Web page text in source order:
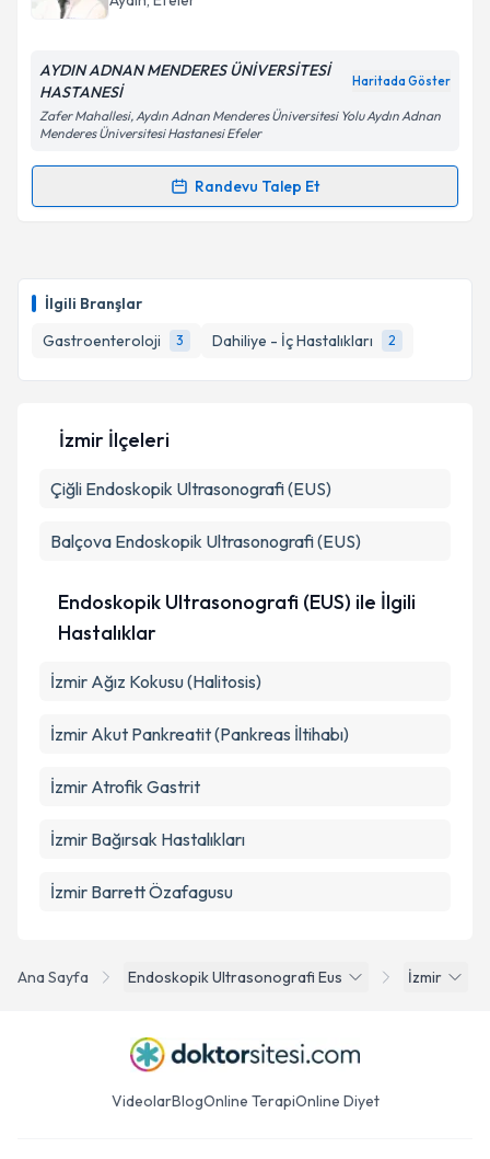
İlgili Branşlar
Gastroenteroloji
3 Dahiliye - İç Hastalıkları 2
Kişisel verilerimin işlenmesine ilişkin
Metni'ni okudum ve kişisel verilerimin belirtilen
AYDIN ADNAN MENDERES ÜNİVERSİTESİ
HASTANESİ
Haritada Göster
Zafer Mahallesi, Aydın Adnan Menderes Üniversitesi Yolu Aydın Adnan
Menderes Üniversitesi Hastanesi Efeler
Randevu Talep Et
Randevu Takvimi Talebi
takvim hazırlandığında e-posta ile bilgilendireceğiz.
E-posta Adresiniz
Metni'ni okudum ve kişisel verilerimin belirtilen
Ana Sayfa Endoskopik Ultrasonografi Eus İzmir
İzmir İlçeleri
Çiğli Endoskopik Ultrasonografi (EUS)
Balçova Endoskopik Ultrasonografi (EUS)
Endoskopik Ultrasonografi (EUS) ile İlgili
Hastalıklar
İzmir Ağız Kokusu (Halitosis)
İzmir Akut Pankreatit (Pankreas İltihabı)
İzmir Atrofik Gastrit
İzmir Bağırsak Hastalıkları
İzmir Barrett Özafagusu
VideolarBlogOnline TerapiOnline Diyet